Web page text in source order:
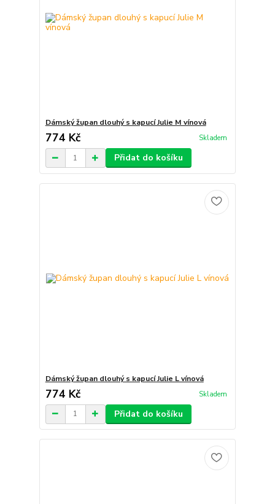
Dámský župan dlouhý s kapucí Julie M vínová
774 Kč Skladem
Přidat do košíku
Dámský župan dlouhý s kapucí Julie L vínová
774 Kč Skladem
Přidat do košíku